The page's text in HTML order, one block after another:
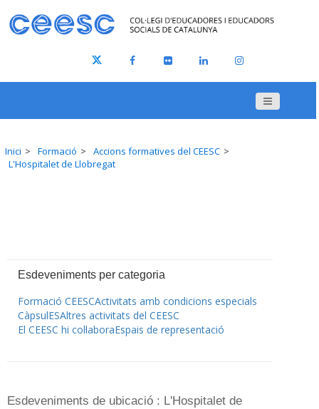
Inici Formació
Accions formatives del CEESC
L'Hospitalet de Llobregat
Esdeveniments per categoria
Formació CEESCActivitats amb condicions especials
CàpsulESAltres activitats del CEESC
El CEESC hi col·laboraEspais de representació
Esdeveniments de ubicació : L'Hospitalet de